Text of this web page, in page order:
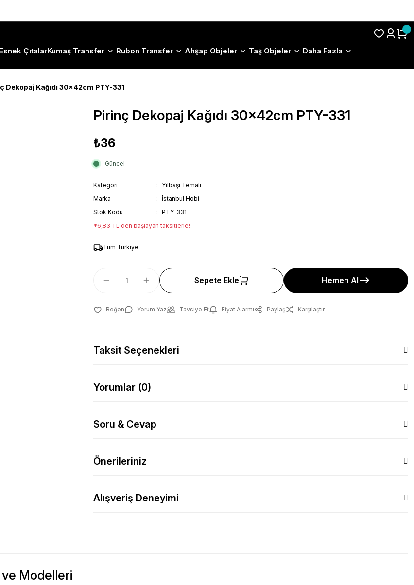
Esnek ÇıtalarKumaş Transfer Rubon Transfer Ahşap Objeler Taş Objeler Daha Fazla
Dekopaj Kağıdı 30x42cm PTY-331
Pirinç Dekopaj Kağıdı 30x42cm PTY-331
₺36
Güncel
Kategori
Yılbaşı Temalı
Marka
İstanbul Hobi
Stok Kodu
PTY-331
*6,83 TL den başlayan taksitlerle!
Tüm Türkiye
Sepete Ekle Hemen Al
Yorum Yaz Tavsiye Et Fiyat Alarmı Paylaş Karşılaştır
Taksit Seçenekleri
Yorumlar (0)
Soru & Cevap
Önerileriniz
Alışveriş Deneyimi
ve Modelleri